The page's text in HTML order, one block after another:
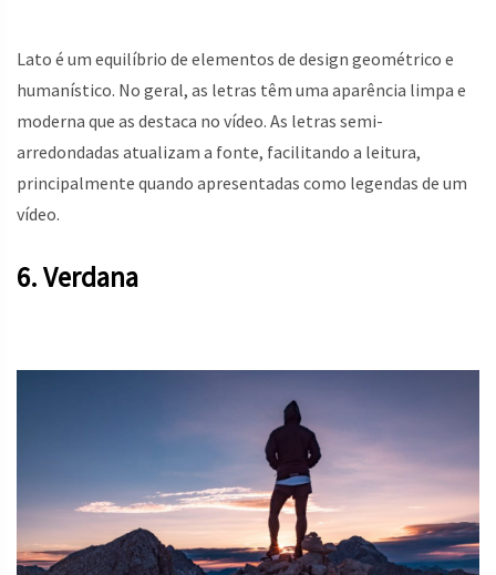
Lato é um equilíbrio de elementos de design geométrico e
humanístico. No geral, as letras têm uma aparência limpa e
moderna que as destaca no vídeo. As letras semi-
arredondadas atualizam a fonte, facilitando a leitura,
principalmente quando apresentadas como legendas de um
vídeo.
6. Verdana